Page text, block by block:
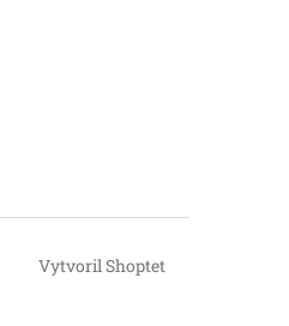
Vytvoril Shoptet